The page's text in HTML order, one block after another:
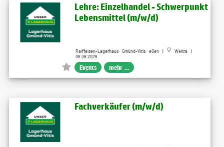
Lehre: Einzelhandel - Schwerpunkt
Lebensmittel (m/w/d)
Raiffeisen-Lagerhaus Gmünd-Vitis eGen |
Weitra |
06.08.2026
Events mehr ...
Fachverkäufer (m/w/d)